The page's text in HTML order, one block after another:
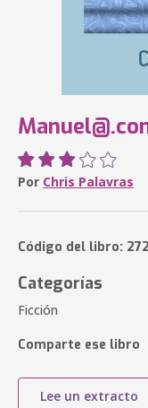
Por Chris Palavras
Código del libro:
Categorías
Ficción
Comparte ese libro
Lee un extracto